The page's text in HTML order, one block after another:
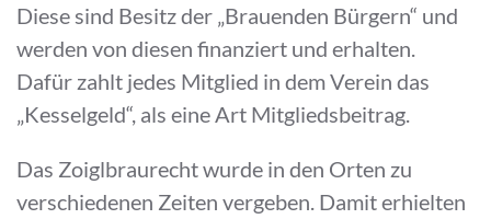
Diese sind Besitz der „Brauenden Bürgern“ und
werden von diesen finanziert und erhalten.
Dafür zahlt jedes Mitglied in dem Verein das
„Kesselgeld“, als eine Art Mitgliedsbeitrag.
Das Zoiglbraurecht wurde in den Orten zu
verschiedenen Zeiten vergeben. Damit erhielten